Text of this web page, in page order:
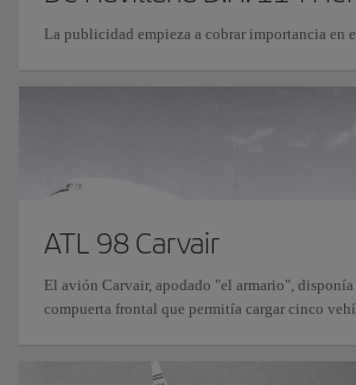
La publicidad empieza a cobrar importancia en
ATL 98 Carvair
El avión Carvair, apodado "el armario", disponía
compuerta frontal que permitía cargar cinco